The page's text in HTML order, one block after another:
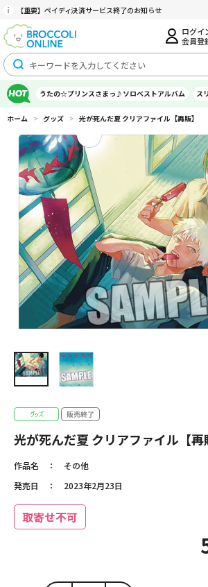
【重要】ペイディ決済サービス終了のお知らせ
ログイ
会員登
うたの☆プリンスさまっ♪ソロベストアルバム ス
ホーム > グッズ > 光が死んだ夏 クリアファイル【再販】
光が死んだ夏 クリアファイル【再
作品名
その他
発売日
2023年2月23日
取寄せ不可